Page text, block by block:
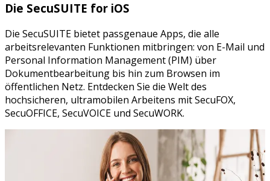
Die SecuSUITE for iOS
Die SecuSUITE bietet passgenaue Apps, die alle
arbeitsrelevanten Funktionen mitbringen: von E-Mail und
Personal Information Management (PIM) über
Dokumentbearbeitung bis hin zum Browsen im
öffentlichen Netz. Entdecken Sie die Welt des
hochsicheren, ultramobilen Arbeitens mit SecuFOX,
SecuOFFICE, SecuVOICE und SecuWORK.